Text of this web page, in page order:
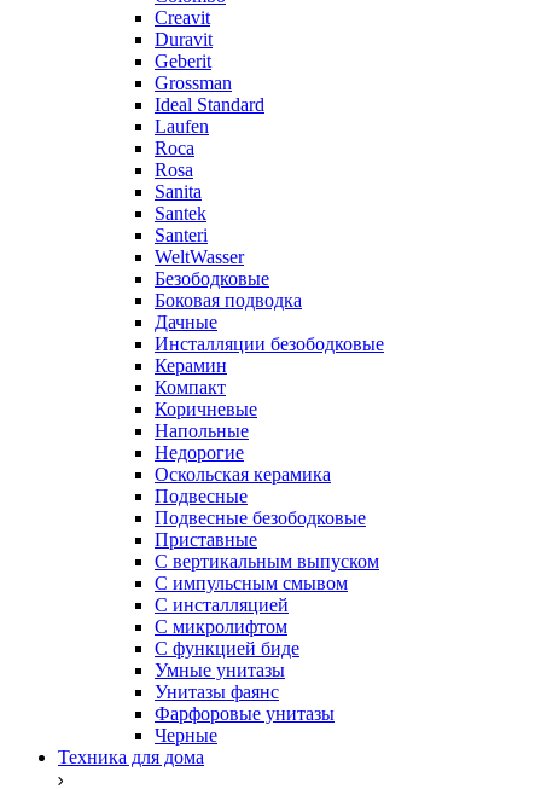
Creavit
Duravit
Geberit
Grossman
Ideal Standard
Laufen
Roca
Rosa
Sanita
Santek
Santeri
WeltWasser
Безободковые
Боковая подводка
Дачные
Инсталляции безободковые
Керамин
Компакт
Коричневые
Напольные
Недорогие
Оскольская керамика
Подвесные
Подвесные безободковые
Приставные
С вертикальным выпуском
С импульсным смывом
С инсталляцией
С микролифтом
С функцией биде
Умные унитазы
Унитазы фаянс
Фарфоровые унитазы
Черные
Техника для дома